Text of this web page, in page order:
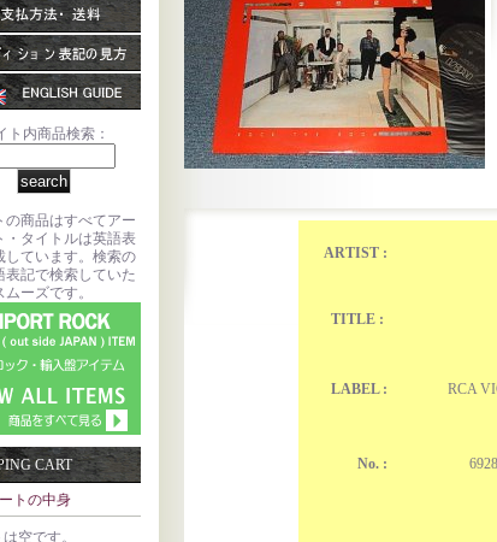
ト内商品検索：
の商品はすべてアー
・タイトルは英語表
しています。検索の
表記で検索していた
ーズです。
CART
トの中身
空です。
ARTIST :
TITLE :
LABEL : RCA
No. :